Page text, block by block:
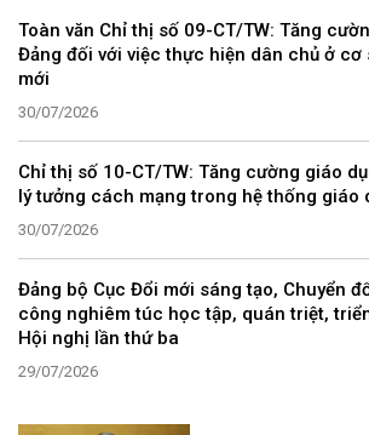
Toàn văn Chỉ thị số 09-CT/TW: Tăng
Đảng đối với việc thực hiện dân chủ ở cơ
mới
30/07/2026
Chỉ thị số 10-CT/TW: Tăng cường giáo
lý tưởng cách mạng trong hệ thống giáo
30/07/2026
Đảng bộ Cục Đổi mới sáng tạo, Chuyển
công nghiêm túc học tập, quán triệt,
Hội nghị lần thứ ba
29/07/2026